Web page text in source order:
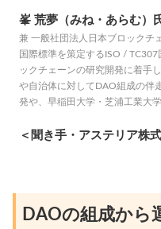
峯 荒夢（みね・あらむ）
兼 一般社団法人日本ブロックチ
国際標準を策定するISO /
ックチェーンの研究開発に着手
や自治体に対してDAO組成の伴
発や、早稲田大学・芝浦工業大
＜聞き手・アステリア株
DAOの組成から